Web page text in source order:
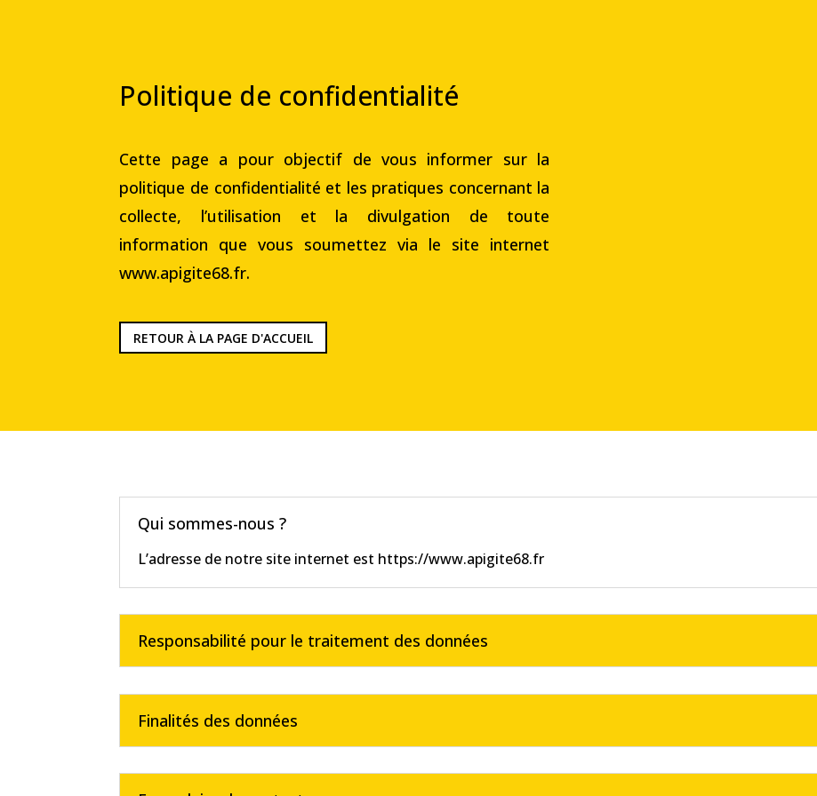
Politique de confidentialité
Cette page a pour objectif de vous informer sur la
politique de confidentialité et les pratiques concernant la
collecte, l’utilisation et la divulgation de toute
information que vous soumettez via le site internet
www.apigite68.fr.
RETOUR À LA PAGE D'ACCUEIL
Qui sommes-nous ?
L’adresse de notre site internet est https://www.apigite68.fr
Responsabilité pour le traitement des données
Finalités des données